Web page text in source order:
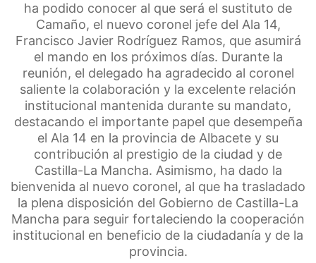
ha podido conocer al que será el sustituto de
Camaño, el nuevo coronel jefe del Ala 14,
Francisco Javier Rodríguez Ramos, que asumirá
el mando en los próximos días. Durante la
reunión, el delegado ha agradecido al coronel
saliente la colaboración y la excelente relación
institucional mantenida durante su mandato,
destacando el importante papel que desempeña
el Ala 14 en la provincia de Albacete y su
contribución al prestigio de la ciudad y de
Castilla-La Mancha. Asimismo, ha dado la
bienvenida al nuevo coronel, al que ha trasladado
la plena disposición del Gobierno de Castilla-La
Mancha para seguir fortaleciendo la cooperación
institucional en beneficio de la ciudadanía y de la
provincia.